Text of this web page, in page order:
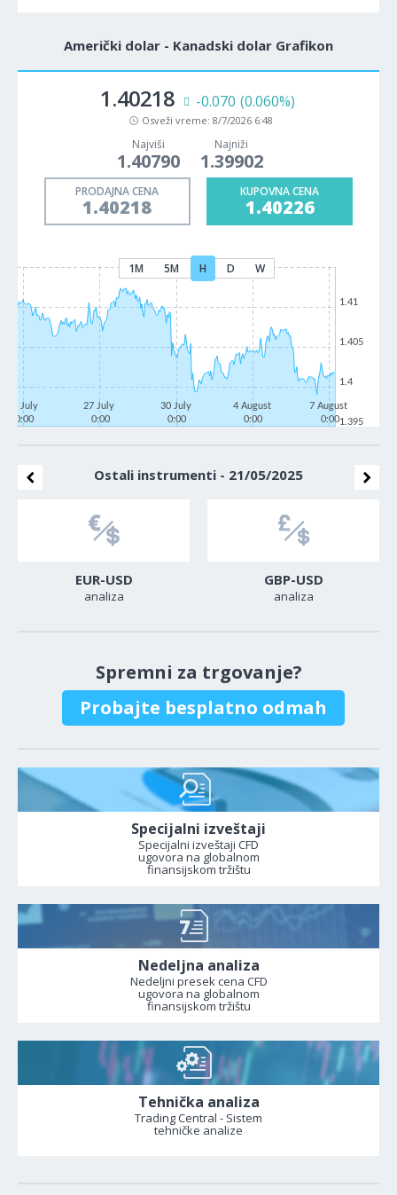
Američki dolar - Kanadski dolar Grafikon
1.40218 -0.070 (0.060%)
Osveži vreme: 8/7/2026 6:48
Najviši
1.40790
Najniži
1.39902
PRODAJNA CENA
1.40218
KUPOVNA CENA
1.40226
1M 5M H D W
22 July
0:00
27 July
0:00
30 July
0:00
4 August
0:00
7 August
0:001.395
1.4
1.405
1.41
Ostali instrumenti - 21/05/2025
EUR-USD
analiza
GBP-USD
analiza
Spremni za trgovanje?
Probajte besplatno odmah
Specijalni izveštaji
Specijalni izveštaji CFD
ugovora na globalnom
finansijskom tržištu
Nedeljna analiza
Nedeljni presek cena CFD
ugovora na globalnom
finansijskom tržištu
Tehnička analiza
Trading Central - Sistem
tehničke analize